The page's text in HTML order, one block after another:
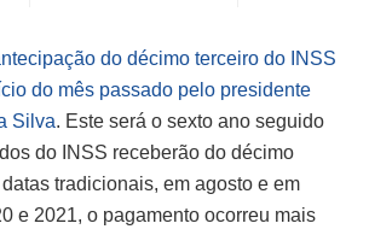
do décimo terceiro do INSS
do mês passado pelo presidente
Silva. Este será o sexto ano seguido
do INSS receberão do décimo
tradicionais, em agosto e em
e 2021, o pagamento ocorreu mais